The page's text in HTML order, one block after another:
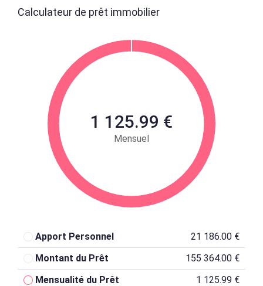
Calculateur de prêt immobilier
1 125.99 €
Mensuel
Apport Personnel
21 186.00 €
Montant du Prêt
155 364.00 €
Mensualité du Prêt
1 125.99 €